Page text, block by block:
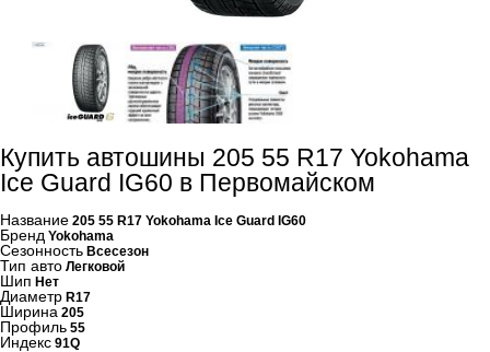
Купить автошины 205 55 R17 Yokohama
Ice Guard IG60 в Первомайском
Название 205 55 R17 Yokohama Ice Guard IG60
Бренд Yokohama
Сезонность Всесезон
Тип авто Легковой
Шип Нет
Диаметр R17
Ширина 205
Профиль 55
Индекс 91Q